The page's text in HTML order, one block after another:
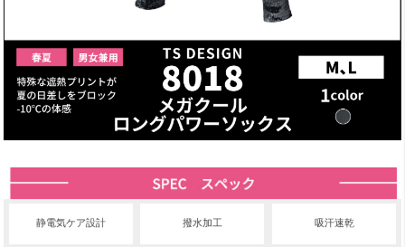
静電気ケア設計 撥水加工 吸汗速乾